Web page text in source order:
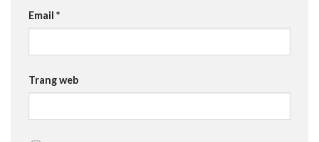
Email *
Trang web